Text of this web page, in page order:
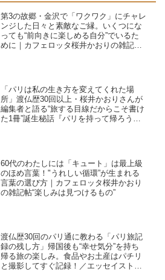
第3の故郷・金沢で「ワクワク」にチャレ
ンジした日々と素敵なご縁。いくつにな
っても“前向きに楽しめる自分”でいるた
めに｜カフェロッタ桜井かおりの雑記
「パリは私の生き方を変えてくれた場
所」渡仏歴30回以上・桜井かおりさんが
編集者と語る“旅する目線だからこそ書け
た1冊”誕生秘話『パリを持って帰ろう』
60代のわたしには「キュート」は最上級
のほめ言葉！"うれしい循環”が生まれる
言葉の選び方｜カフェロッタ桜井かおり
の雑記帖“楽しみは見つけるもの”
渡仏歴30回のパリ通に教わる「パリ旅記
録の残し方」帰国後も“幸せ気分”を持ち
帰る旅の楽しみ。食品やお土産はパチリ
と撮影してすぐ記録！／エッセイスト・